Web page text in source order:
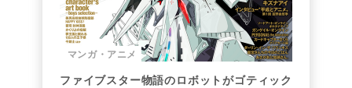
マンガ・アニメ
ファイブスター物語のロボットがゴティック